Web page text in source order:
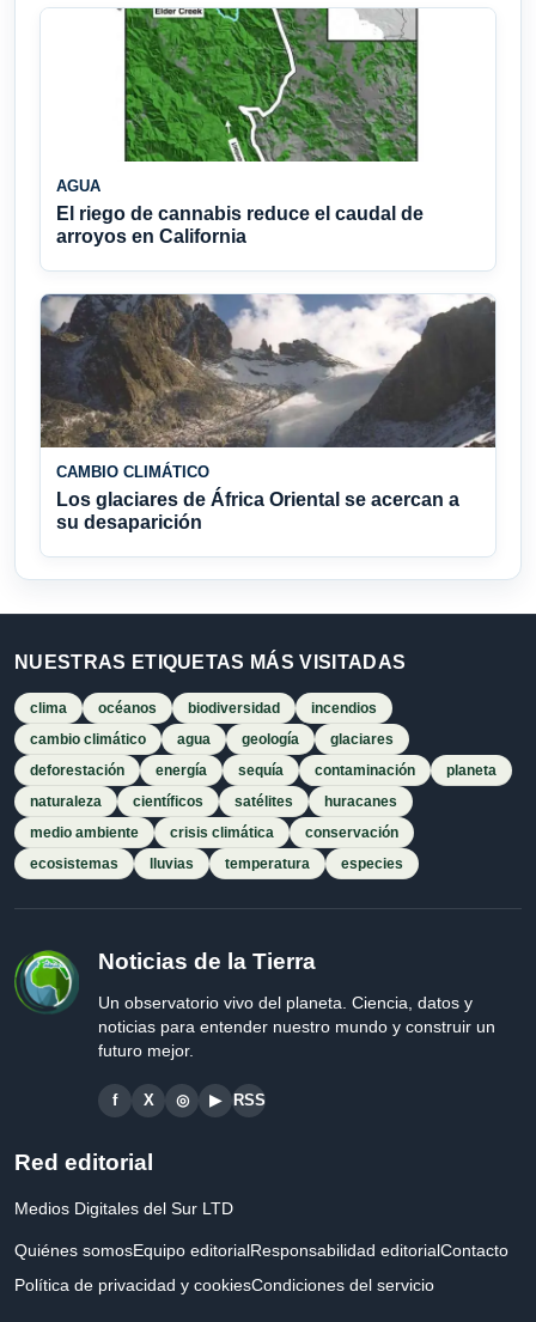
AGUA
El riego de cannabis reduce el caudal de
arroyos en California
CAMBIO CLIMÁTICO
Los glaciares de África Oriental se acercan a
su desaparición
NUESTRAS ETIQUETAS MÁS VISITADAS
clima océanos biodiversidad
incendios
cambio climático
agua geología
glaciares
deforestación
energía sequía contaminación
planeta
naturaleza
científicos satélites
huracanes
medio ambiente
crisis climática
conservación
ecosistemas
lluvias temperatura especies
Noticias de la Tierra
Un observatorio vivo del planeta. Ciencia, datos y
noticias para entender nuestro mundo y construir un
futuro mejor.
f X ◎ ▶ RSS
Red editorial
Medios Digitales del Sur LTD
Quiénes somosEquipo editorialResponsabilidad editorialContacto
Política de privacidad y cookiesCondiciones del servicio